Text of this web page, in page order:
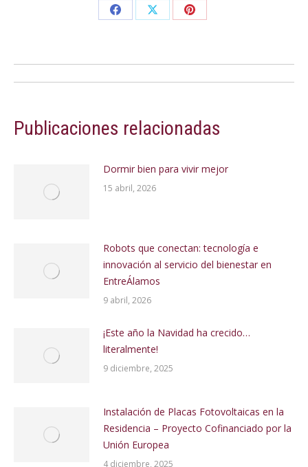
Share Share Share
Navegación
publicaciones
Publicaciones relacionadas
Dormir bien para vivir mejor
15 abril, 2026
Robots que conectan: tecnología e
innovación al servicio del bienestar en
EntreÁlamos
9 abril, 2026
¡Este año la Navidad ha crecido…
literalmente!
9 diciembre, 2025
Instalación de Placas Fotovoltaicas en la
Residencia – Proyecto Cofinanciado por la
Unión Europea
4 diciembre, 2025